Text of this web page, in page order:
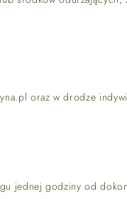
oraz w drodze
jednej godziny od